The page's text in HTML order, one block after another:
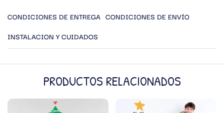
CONDICIONES DE ENTREGA CONDICIONES DE ENVÍO
INSTALACION Y CUIDADOS
PRODUCTOS RELACIONADOS